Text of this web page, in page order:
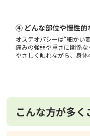
④ どんな部位や慢性的
オステオパシーは“細かい
痛みの強弱や重さに関係な
やさしく触れながら、身体
こんな方が多